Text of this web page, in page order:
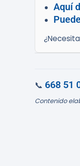
Aquí
📞 668 51
Contenido